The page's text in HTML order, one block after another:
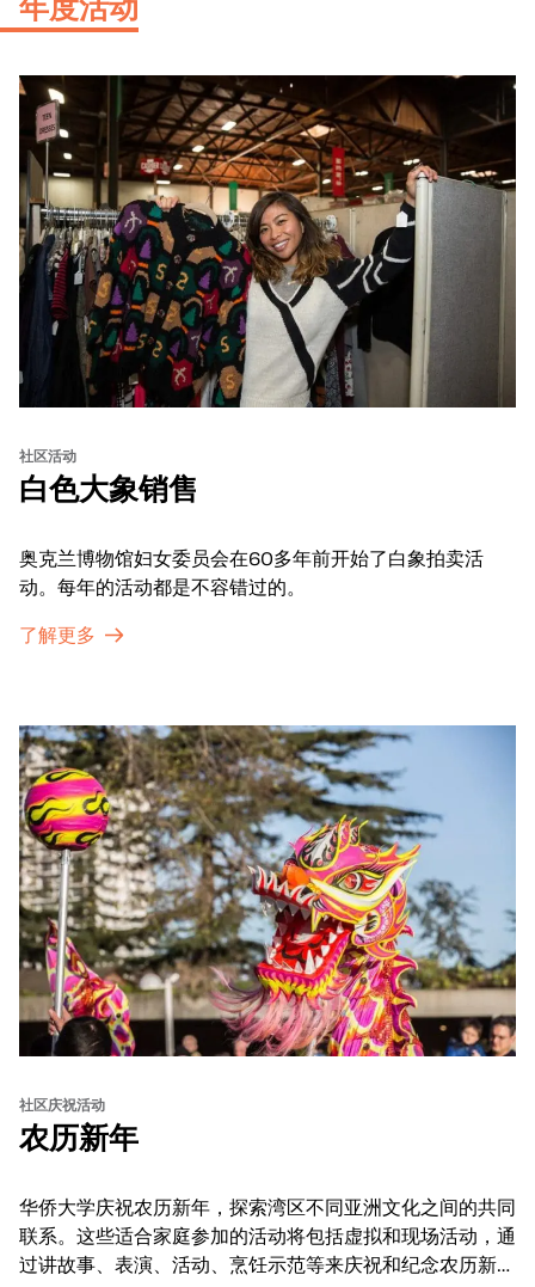
年度活动
社区活动
白色大象销售
奥克兰博物馆妇女委员会在60多年前开始了白象拍卖活
动。每年的活动都是不容错过的。
了解更多
社区庆祝活动
农历新年
华侨大学庆祝农历新年，探索湾区不同亚洲文化之间的共同
联系。这些适合家庭参加的活动将包括虚拟和现场活动，通
过讲故事、表演、活动、烹饪示范等来庆祝和纪念农历新年